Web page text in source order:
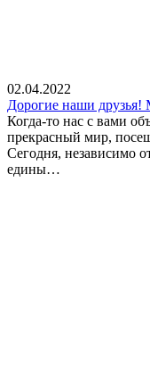
02.04.2022
Дорогие наши друзья!
Когда-то нас с вами
прекрасный мир,
Сегодня, независимо
едины…